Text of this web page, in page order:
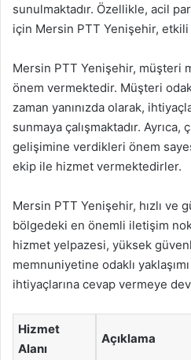
sunulmaktadır. Özellikle, acil
için Mersin PTT Yenişehir, etkili
Mersin PTT Yenişehir, müşteri
önem vermektedir. Müşteri
zaman yanınızda olarak,
sunmaya çalışmaktadır. Ayrıca,
gelişimine verdikleri önem
ekip ile hizmet vermektedirler.
Mersin PTT Yenişehir, hızlı ve
bölgedeki en önemli iletişim
hizmet yelpazesi, yüksek
memnuniyetine odaklı
ihtiyaçlarına cevap vermeye
Hizmet
Alanı
Açıklama